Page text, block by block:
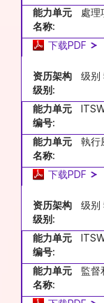
能力单元
名称:
處理
下载PDF
资历架构
级别:
级别
能力单元
编号:
能力单元
名称:
執行
下载PDF
资历架构
级别:
级别
能力单元
编号:
能力单元
名称:
監督